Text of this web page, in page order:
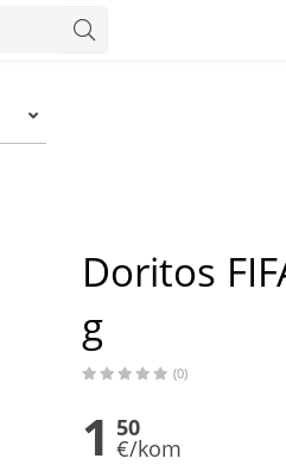
Doritos
g
(0)
1 50
€/kom